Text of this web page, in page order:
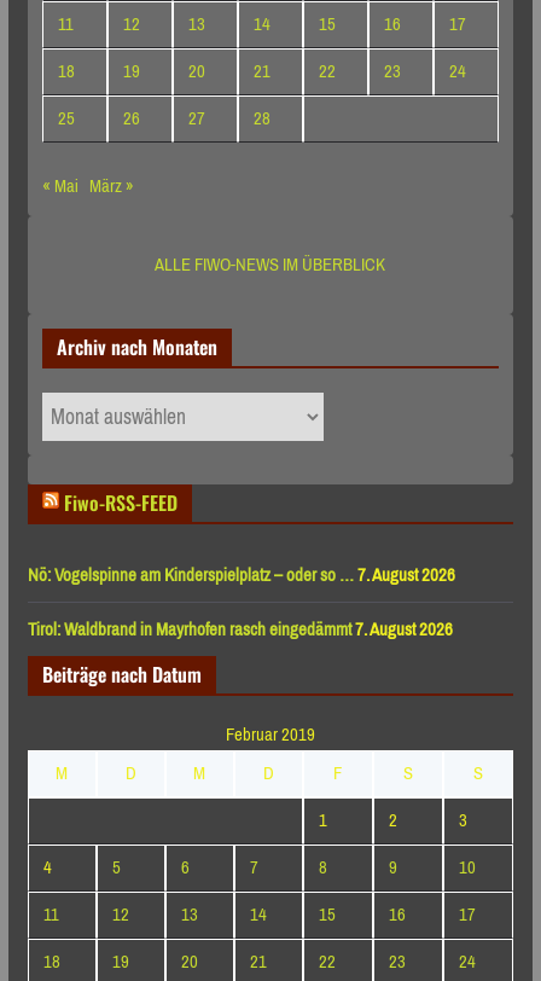
11
12 13 14 15 16
17
18
19 20 21 22 23
24
25
26 27
28
« Mai März »
ALLE FIWO-NEWS IM ÜBERBLICK
Archiv nach Monaten
Archiv
nach
Fiwo-RSS-FEED
Nö: Vogelspinne am Kinderspielplatz – oder so …7. August 2026
Tirol: Waldbrand in Mayrhofen rasch eingedämmt7. August 2026
Beiträge nach Datum
Februar 2019
M
D M D F S
S
1
2
3
4
5 6 7 8 9
10
11
12 13 14 15 16
17
18
19 20 21 22 23 24